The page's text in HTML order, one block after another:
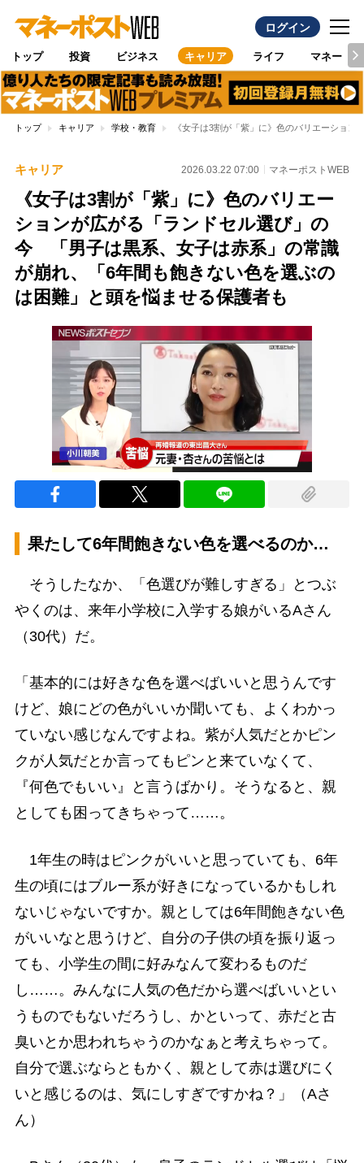
ログイン
トップ 投資 ビジネス キャリア ライフ マネー
トップ キャリア 学校・教育 《女子は3割が「紫」に》色のバリエーショ
キャリア 2026.03.22 07:00 マネーポストWEB
《女子は3割が「紫」に》色のバリエー
ションが広がる「ランドセル選び」の
今 「男子は黒系、女子は赤系」の常識
が崩れ、「6年間も飽きない色を選ぶの
は困難」と頭を悩ませる保護者も
果たして6年間飽きない色を選べるのか…
そうしたなか、「色選びが難しすぎる」とつぶ
やくのは、来年小学校に入学する娘がいるAさん
（30代）だ。
「基本的には好きな色を選べばいいと思うんです
けど、娘にどの色がいいか聞いても、よくわかっ
ていない感じなんですよね。紫が人気だとかピン
クが人気だとか言ってもピンと来ていなくて、
『何色でもいい』と言うばかり。そうなると、親
としても困ってきちゃって……。
1年生の時はピンクがいいと思っていても、6年
生の頃にはブルー系が好きになっているかもしれ
ないじゃないですか。親としては6年間飽きない色
がいいなと思うけど、自分の子供の頃を振り返っ
ても、小学生の間に好みなんて変わるものだ
し……。みんなに人気の色だから選べばいいとい
うものでもないだろうし、かといって、赤だと古
臭いとか思われちゃうのかなぁと考えちゃって。
自分で選ぶならともかく、親として赤は選びにく
いと感じるのは、気にしすぎですかね？」（Aさ
ん）